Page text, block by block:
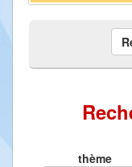
thème